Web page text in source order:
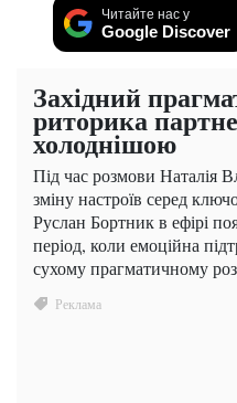
Читайте нас у
Google Discover
Західний
риторика
холоднішою
Під час розмови Наталія
зміну настроїв серед
Руслан Бортник в ефірі
період, коли емоційна
сухому прагматичному